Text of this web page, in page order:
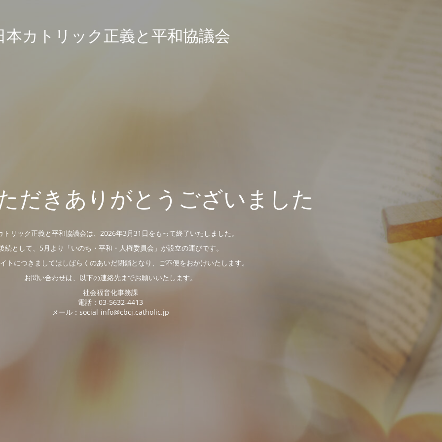
本カトリック正義と平和協議会
だきありがとうございました
トリック正義と平和協議会は、2026年3月31日をもって終了いたしました。
続として、5月より「いのち・平和・人権委員会」が設立の運びです。
トにつきましてはしばらくのあいだ閉鎖となり、ご不便をおかけいたします。
お問い合わせは、以下の連絡先までお願いいたします。
社会福音化事務課
電話：03-5632-4413
メール：social-info@cbcj.catholic.jp